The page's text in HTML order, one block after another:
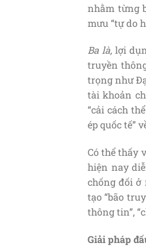
nhằm từng
mưu “tự do
Ba là, lợi
truyền
trọng như
tài khoản
“cải cách
ép quốc tế”
Có thể thấy
hiện nay
chống đối ở
tạo “bão
thông tin”,
Giải pháp